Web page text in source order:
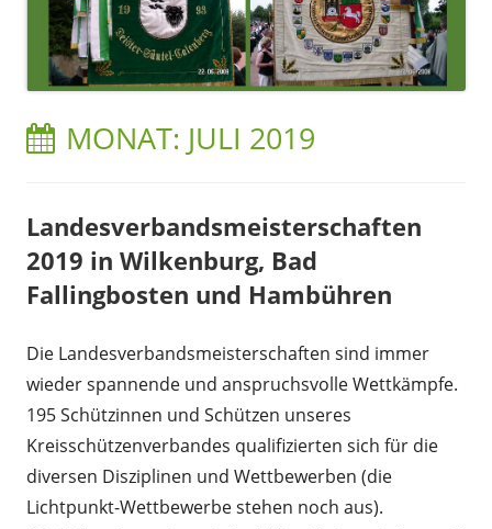
MONAT: JULI 2019
Landesverbandsmeisterschaften
2019 in Wilkenburg, Bad
Fallingbosten und Hambühren
Die Landesverbandsmeisterschaften sind immer
wieder spannende und anspruchsvolle Wettkämpfe.
195 Schützinnen und Schützen unseres
Kreisschützenverbandes qualifizierten sich für die
diversen Disziplinen und Wettbewerben (die
Lichtpunkt-Wettbewerbe stehen noch aus).